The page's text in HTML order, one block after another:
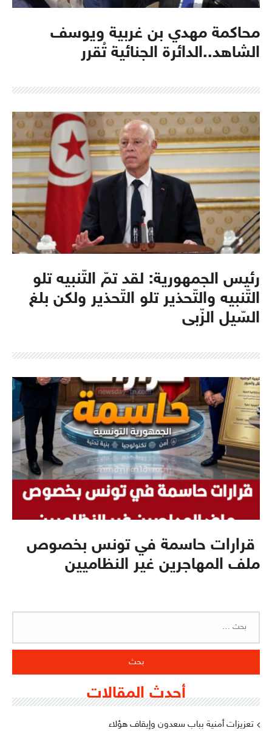
محاكمة مهدي بن غربية ويوسف
الشاهد..الدائرة الجنائية تُقرر
رئيس الجمهورية: لقد تمّ التّنبيه تلو
التّنبيه والتّحذير تلو التّحذير ولكن بلغ
السّيل الزّبى
قرارات حاسمة في تونس بخصوص
ملف المهاجرين غير النظاميين
أحدث المقالات
تعزيزات أمنية بباب سعدون وإيقاف هؤلاء